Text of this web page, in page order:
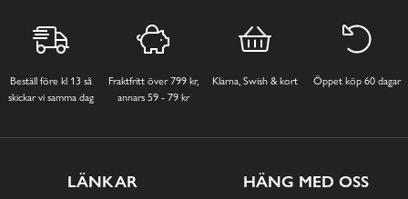
Beställ före kl 13 så
skickar vi samma dag
Fraktfritt över 799 kr,
annars 59 - 79 kr
Klarna, Swish & kort Öppet köp 60 dagar
LÄNKAR HÄNG MED OSS